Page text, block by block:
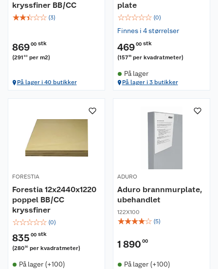
kryssfiner BB/CC
☆☆☆☆☆ (3)
86900 stk
(291 60 per m2)
På lager i 40 butikker
plate
☆☆☆☆☆ (0)
Finnes i 4 størrelser
46900 stk
(15755 per kvadratmeter)
På lager
På lager i 3 butikker
FORESTIA
Forestia 12x2440x1220
poppel BB/CC
kryssfiner
☆☆☆☆☆ (0)
835 00 stk
(28050 per kvadratmeter)
På lager (+100)
ADURO
Aduro brannmurplate,
ubehandlet
122X100
☆☆☆☆☆ (5)
1 890 00
På lager (+100)
Kundeservice
Retur- og angrerett
Reklamasjon
Nyheter
Våre kjeder
Kjøpsvilkår
Personvern
Lavprisløfte
Hageinspirasjon
Oppussing med utemaling